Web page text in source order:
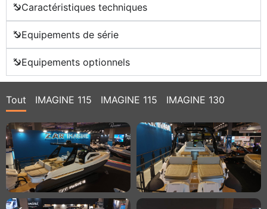
Caractéristiques techniques
Equipements de série
Equipements optionnels
Tout IMAGINE 115 IMAGINE 115 IMAGINE 130